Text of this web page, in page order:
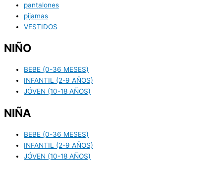
pantalones
pijamas
VESTIDOS
NIÑO
BEBE (0-36 MESES)
INFANTIL (2-9 AÑOS)
JÓVEN (10-18 AÑOS)
NIÑA
BEBE (0-36 MESES)
INFANTIL (2-9 AÑOS)
JÓVEN (10-18 AÑOS)